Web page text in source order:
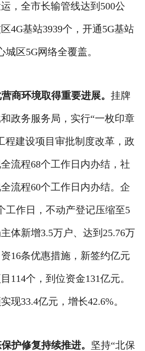
，全市长输管线达到500公
4G基站3939个，开通5G基站
城区5G网络全覆盖。
营商环境取得重要进展。 挂牌
政务服务局，实行“一枚印章
程建设项目审批制度改革，政
流程68个工作日内办结，社
流程60个工作日内办结。企
工作日，不动产登记压缩至5
体新增3.5万户、达到25.76万
16条优惠措施，新签约亿元
114个，到位资金131亿元。
现33.4亿元，增长42.6%。
护修复持续推进。 坚持“北保